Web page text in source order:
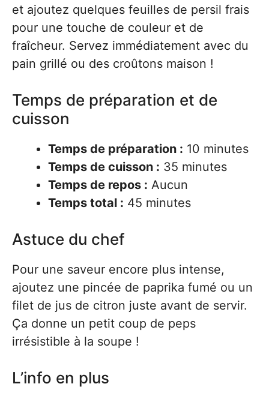
et ajoutez quelques feuilles de persil frais
pour une touche de couleur et de
fraîcheur. Servez immédiatement avec du
pain grillé ou des croûtons maison !
Temps de préparation et de
cuisson
Temps de préparation : 10 minutes
Temps de cuisson : 35 minutes
Temps de repos : Aucun
Temps total : 45 minutes
Astuce du chef
Pour une saveur encore plus intense,
ajoutez une pincée de paprika fumé ou un
filet de jus de citron juste avant de servir.
Ça donne un petit coup de peps
irrésistible à la soupe !
L’info en plus